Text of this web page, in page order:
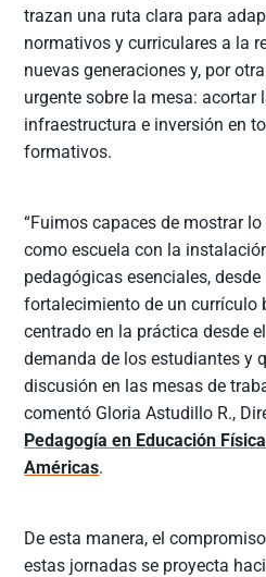
trazan una ruta clara para
normativos y curriculares a la
nuevas generaciones y, por
urgente sobre la mesa: acortar
infraestructura e inversión en
formativos.
“Fuimos capaces de mostrar
como escuela con la
pedagógicas esenciales,
fortalecimiento de un currículo
centrado en la práctica desde
demanda de los estudiantes y
discusión en las mesas de
comentó Gloria Astudillo R.,
Pedagogía en Educación
Américas.
De esta manera, el
estas jornadas se proyecta